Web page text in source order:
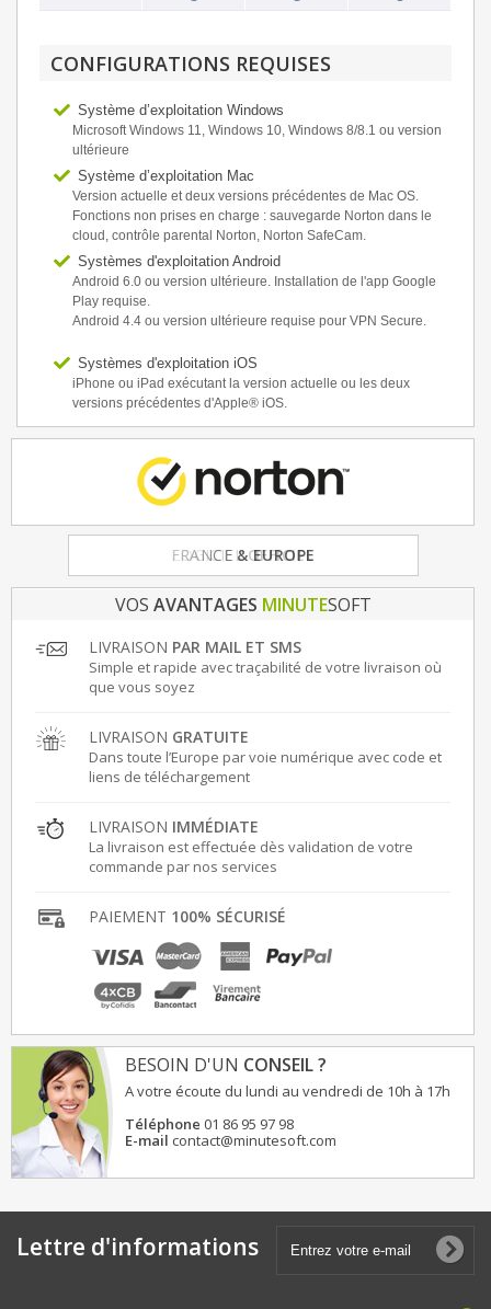
CONFIGURATIONS REQUISES
Système d’exploitation Windows
Microsoft Windows 11, Windows 10, Windows 8/8.1 ou version
ultérieure
Système d’exploitation Mac
Version actuelle et deux versions précédentes de Mac OS.
Fonctions non prises en charge : sauvegarde Norton dans le
cloud, contrôle parental Norton, Norton SafeCam.
Systèmes d'exploitation Android
Android 6.0 ou version ultérieure. Installation de l'app Google
Play requise.
Android 4.4 ou version ultérieure requise pour VPN Secure.
Systèmes d'exploitation iOS
iPhone ou iPad exécutant la version actuelle ou les deux
versions précédentes d'Apple® iOS.
FRANCE & EUROPE
VOS AVANTAGES MINUTESOFT
LIVRAISON PAR MAIL ET SMS
Simple et rapide avec traçabilité de votre livraison où
que vous soyez
LIVRAISON GRATUITE
Dans toute l’Europe par voie numérique avec code et
liens de téléchargement
LIVRAISON IMMÉDIATE
La livraison est effectuée dès validation de votre
commande par nos services
PAIEMENT 100% SÉCURISÉ
BESOIN D'UN CONSEIL ?
A votre écoute du lundi au vendredi de 10h à 17h
Téléphone 01 86 95 97 98
E-mail contact@minutesoft.com
Lettre d'informations